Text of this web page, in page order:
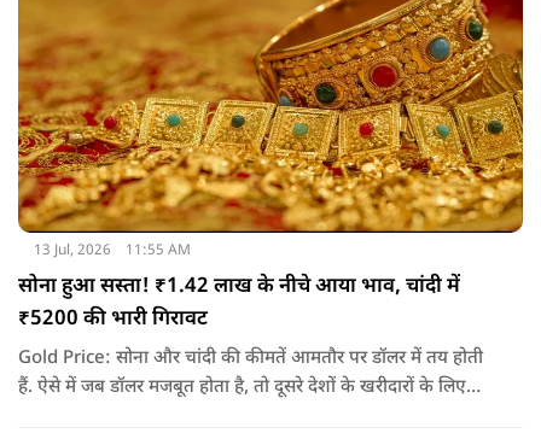
13 Jul, 2026 11:55 AM
सोना हुआ सस्ता! ₹1.42 लाख के नीचे आया भाव, चांदी में
₹5200 की भारी गिरावट
Gold Price: सोना और चांदी की कीमतें आमतौर पर डॉलर में तय होती
हैं. ऐसे में जब डॉलर मजबूत होता है, तो दूसरे देशों के खरीदारों के लिए